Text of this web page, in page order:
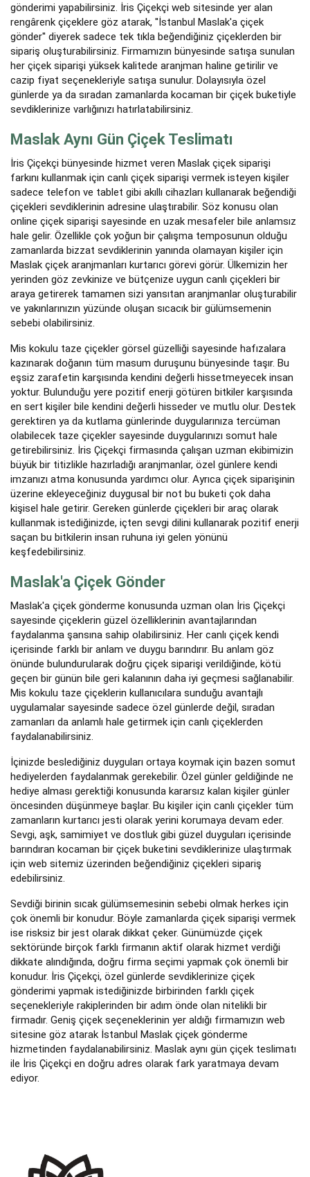
gönderimi yapabilirsiniz. İris Çiçekçi web sitesinde yer alan
rengârenk çiçeklere göz atarak, ''İstanbul Maslak'a çiçek
gönder'' diyerek sadece tek tıkla beğendiğiniz çiçeklerden bir
sipariş oluşturabilirsiniz. Firmamızın bünyesinde satışa sunulan
her çiçek siparişi yüksek kalitede aranjman haline getirilir ve
cazip fiyat seçenekleriyle satışa sunulur. Dolayısıyla özel
günlerde ya da sıradan zamanlarda kocaman bir çiçek buketiyle
sevdiklerinize varlığınızı hatırlatabilirsiniz.
Maslak Aynı Gün Çiçek Teslimatı
İris Çiçekçi bünyesinde hizmet veren Maslak çiçek siparişi
farkını kullanmak için canlı çiçek siparişi vermek isteyen kişiler
sadece telefon ve tablet gibi akıllı cihazları kullanarak beğendiği
çiçekleri sevdiklerinin adresine ulaştırabilir. Söz konusu olan
online çiçek siparişi sayesinde en uzak mesafeler bile anlamsız
hale gelir. Özellikle çok yoğun bir çalışma temposunun olduğu
zamanlarda bizzat sevdiklerinin yanında olamayan kişiler için
Maslak çiçek aranjmanları kurtarıcı görevi görür. Ülkemizin her
yerinden göz zevkinize ve bütçenize uygun canlı çiçekleri bir
araya getirerek tamamen sizi yansıtan aranjmanlar oluşturabilir
ve yakınlarınızın yüzünde oluşan sıcacık bir gülümsemenin
sebebi olabilirsiniz.
Mis kokulu taze çiçekler görsel güzelliği sayesinde hafızalara
kazınarak doğanın tüm masum duruşunu bünyesinde taşır. Bu
eşsiz zarafetin karşısında kendini değerli hissetmeyecek insan
yoktur. Bulunduğu yere pozitif enerji götüren bitkiler karşısında
en sert kişiler bile kendini değerli hisseder ve mutlu olur. Destek
gerektiren ya da kutlama günlerinde duygularınıza tercüman
olabilecek taze çiçekler sayesinde duygularınızı somut hale
getirebilirsiniz. İris Çiçekçi firmasında çalışan uzman ekibimizin
büyük bir titizlikle hazırladığı aranjmanlar, özel günlere kendi
imzanızı atma konusunda yardımcı olur. Ayrıca çiçek siparişinin
üzerine ekleyeceğiniz duygusal bir not bu buketi çok daha
kişisel hale getirir. Gereken günlerde çiçekleri bir araç olarak
kullanmak istediğinizde, içten sevgi dilini kullanarak pozitif enerji
saçan bu bitkilerin insan ruhuna iyi gelen yönünü
keşfedebilirsiniz.
Maslak'a Çiçek Gönder
Maslak'a çiçek gönderme konusunda uzman olan İris Çiçekçi
sayesinde çiçeklerin güzel özelliklerinin avantajlarından
faydalanma şansına sahip olabilirsiniz. Her canlı çiçek kendi
içerisinde farklı bir anlam ve duygu barındırır. Bu anlam göz
önünde bulundurularak doğru çiçek siparişi verildiğinde, kötü
geçen bir günün bile geri kalanının daha iyi geçmesi sağlanabilir.
Mis kokulu taze çiçeklerin kullanıcılara sunduğu avantajlı
uygulamalar sayesinde sadece özel günlerde değil, sıradan
zamanları da anlamlı hale getirmek için canlı çiçeklerden
faydalanabilirsiniz.
İçinizde beslediğiniz duyguları ortaya koymak için bazen somut
hediyelerden faydalanmak gerekebilir. Özel günler geldiğinde ne
hediye alması gerektiği konusunda kararsız kalan kişiler günler
öncesinden düşünmeye başlar. Bu kişiler için canlı çiçekler tüm
zamanların kurtarıcı jesti olarak yerini korumaya devam eder.
Sevgi, aşk, samimiyet ve dostluk gibi güzel duyguları içerisinde
barındıran kocaman bir çiçek buketini sevdiklerinize ulaştırmak
için web sitemiz üzerinden beğendiğiniz çiçekleri sipariş
edebilirsiniz.
Sevdiği birinin sıcak gülümsemesinin sebebi olmak herkes için
çok önemli bir konudur. Böyle zamanlarda çiçek siparişi vermek
ise risksiz bir jest olarak dikkat çeker. Günümüzde çiçek
sektöründe birçok farklı firmanın aktif olarak hizmet verdiği
dikkate alındığında, doğru firma seçimi yapmak çok önemli bir
konudur. İris Çiçekçi, özel günlerde sevdiklerinize çiçek
gönderimi yapmak istediğinizde birbirinden farklı çiçek
seçenekleriyle rakiplerinden bir adım önde olan nitelikli bir
firmadır. Geniş çiçek seçeneklerinin yer aldığı firmamızın web
sitesine göz atarak İstanbul Maslak çiçek gönderme
hizmetinden faydalanabilirsiniz. Maslak aynı gün çiçek teslimatı
ile İris Çiçekçi en doğru adres olarak fark yaratmaya devam
ediyor.